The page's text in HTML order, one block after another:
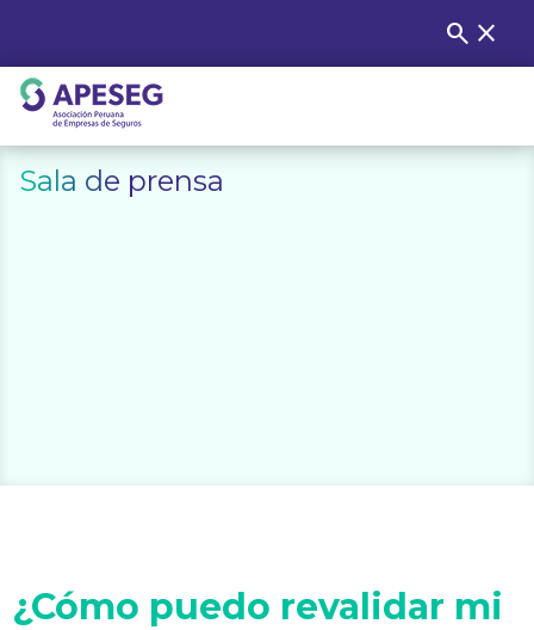
content
Buscar:
search close
APESEG
Sala de prensa
¿Cómo puedo revalidar mi